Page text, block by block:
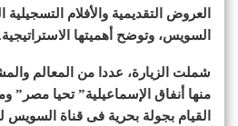
العروض التقديمية والأفلام التسجيلية
السويس، وتوضح أهميتها
شملت الزيارة، عددا من المعالم
منها أنفاق الإسماعيلية” تحيا
القيام بجولة بحرية فى قناة السويس